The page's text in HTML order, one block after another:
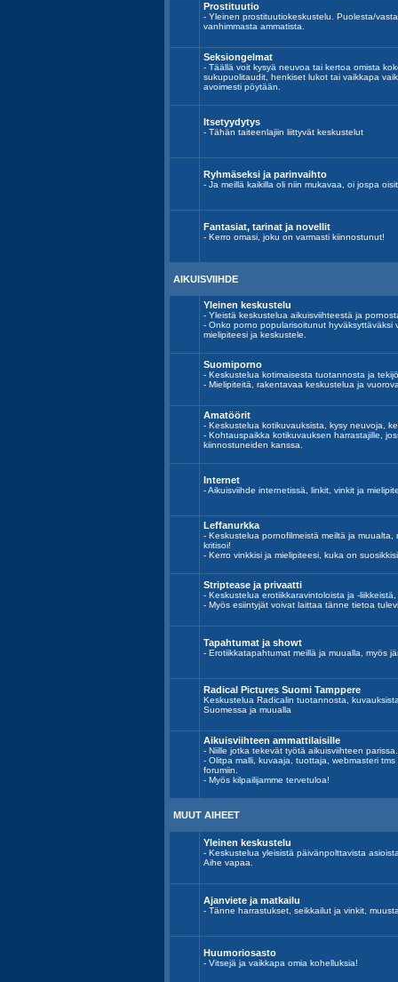
Prostituutio
- Yleinen prostituutiokeskustelu. Puolesta/
vanhimmasta ammatista.
Seksiongelmat
- Täällä voit kysyä neuvoa tai kertoa omista
sukupuolitaudit, henkiset lukot tai vaikkapa
avoimesti pöytään.
Itsetyydytys
- Tähän taiteenlajiin liittyvät keskustelut
Ryhmäseksi ja parinvaihto
- Ja meillä kaikilla oli niin mukavaa, oi jospa
Fantasiat, tarinat ja novellit
- Kerro omasi, joku on varmasti kiinnostunut!
AIKUISVIIHDE
Yleinen keskustelu
- Yleistä keskustelua aikuisviihteestä ja
- Onko porno popularisoitunut hyväksyttäväksi
mielipiteesi ja keskustele.
Suomiporno
- Keskustelua kotimaisesta tuotannosta ja
- Mielipiteitä, rakentavaa keskustelua ja
Amatöörit
- Keskustelua kotikuvauksista, kysy neuvoja,
- Kohtauspaikka kotikuvauksen harrastajille,
kiinnostuneiden kanssa.
Internet
- Aikuisviihde internetissä, linkit, vinkit ja
Leffanurkka
- Keskustelua pornofilmeistä meiltä ja
kritisoi!
- Kerro vinkkisi ja mielipiteesi, kuka on
Striptease ja privaatti
- Keskustelua erotiikkaravintoloista ja -
- Myös esiintyjät voivat laittaa tänne tietoa
Tapahtumat ja showt
- Erotiikkatapahtumat meillä ja muualla, myös
Radical Pictures Suomi Tamppere
Keskustelua Radicalin tuotannosta,
Suomessa ja muualla
Aikuisviihteen ammattilaisille
- Niille jotka tekevät työtä aikuisviihteen parissa.
- Olitpa malli, kuvaaja, tuottaja, webmasteri
forumiin.
- Myös kilpailijamme tervetuloa!
MUUT AIHEET
Yleinen keskustelu
- Keskustelua yleisistä päivänpolttavista
Aihe vapaa.
Ajanviete ja matkailu
- Tänne harrastukset, seikkailut ja vinkit,
Huumoriosasto
- Vitsejä ja vaikkapa omia kohelluksia!